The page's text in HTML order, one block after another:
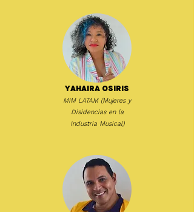
Yahaira Osiris
MIM LATAM (Mujeres y
Disidencias en la
Industria Musical)